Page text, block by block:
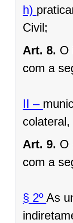
h)
Civil;
Art. 8. O
com a
II –
Art. 9. O
com a
§ 2º As